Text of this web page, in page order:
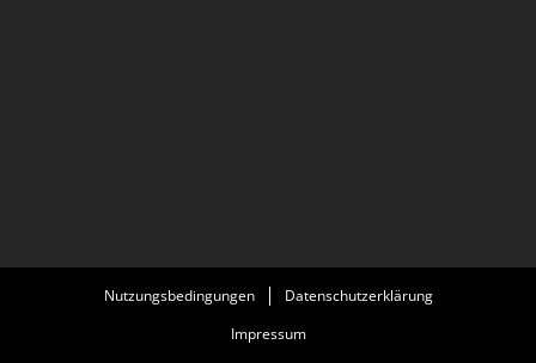
Nutzungsbedingungen
Datenschutzerklärung
Impressum